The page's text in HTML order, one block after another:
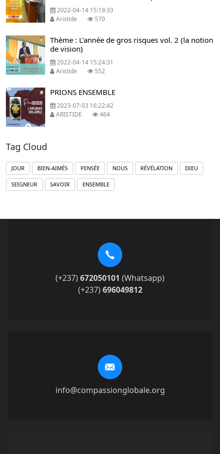
2022-04-14 15:19:33
Aristide
570
Thème : L’année de gros risques vol. 2 (la notion
de vision)
2022-04-14 15:24:31
Aristide
552
PRIONS ENSEMBLE
2023-07-03 16:22:42
ARISTIDE
464
Tag Cloud
JOUR BIEN-AIMÉS PENSÉE NOUS RÉVÉLATION DIEU
SEIGNEUR SAVOIR ENSEMBLE
(+237) 672050101 (Whatsapp)
(+237) 696049812
info@compassionglobale.org